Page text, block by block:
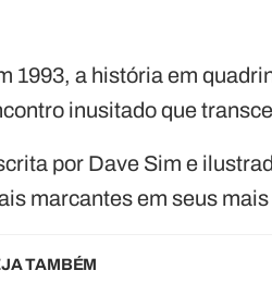
1993, a história em
inusitado que
por Dave Sim e
marcantes em seus
TAMBÉM